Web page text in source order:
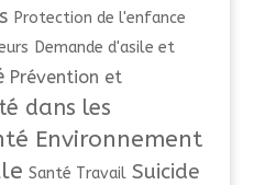
Protection de l'enfance
Demande d'asile et
Prévention et
dans les
Environnement
Santé Travail Suicide